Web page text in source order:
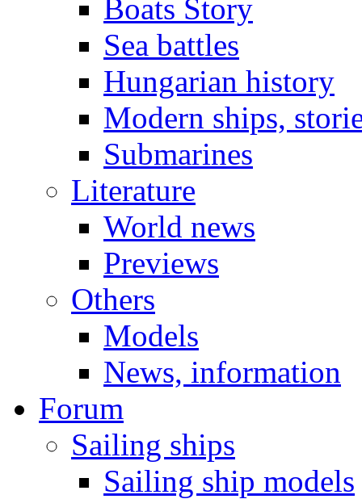
Boats Story
Sea battles
Hungarian history
Modern ships,
Submarines
Literature
World news
Previews
Others
Models
News, information
Forum
Sailing ships
Sailing ship models